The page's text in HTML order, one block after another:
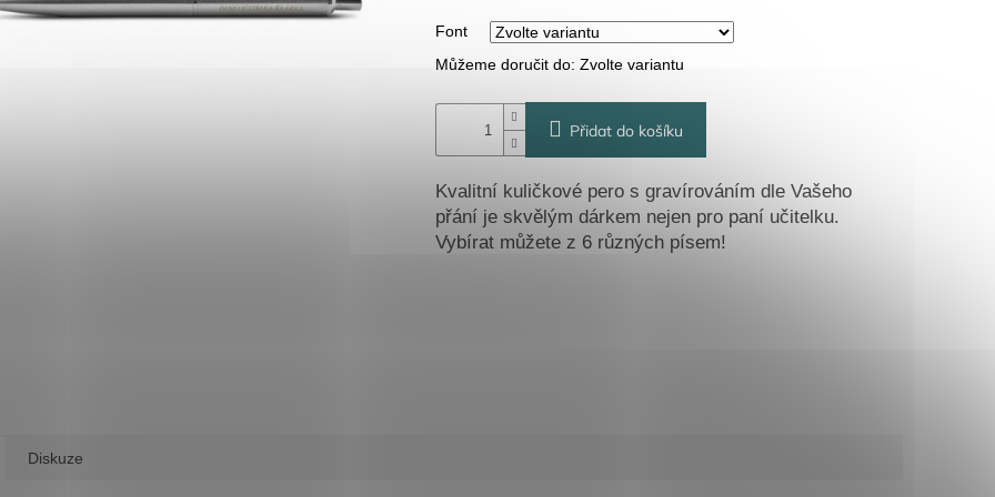
Font
Můžeme doručit do: Zvolte variantu
Přidat do košíku
Kvalitní kuličkové pero s gravírováním dle Vašeho
přání je skvělým dárkem nejen pro paní učitelku.
Vybírat můžete z 6 různých písem!
Diskuze